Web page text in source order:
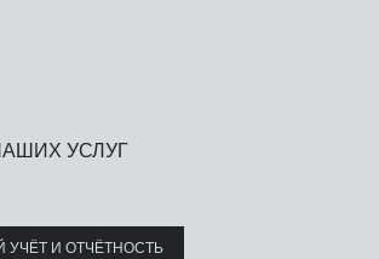
УСЛУГ
УЧЁТ И ОТЧЁТНОСТЬ